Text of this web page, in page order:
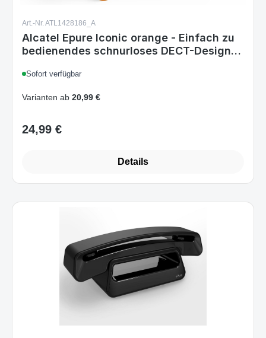
Art.-Nr. ATL1428186_A
Alcatel Epure Iconic orange - Einfach zu
bedienendes schnurloses DECT-Design-
Schutz vor unerwünschten Anrufen Ohne
Sofort verfügbar
Varianten ab 20,99 €
Regulärer Preis:
24,99 €
Details